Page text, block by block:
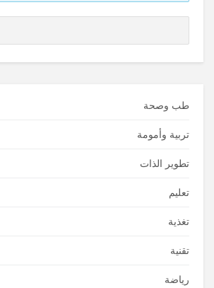
طب وصحة
تربية وأمومة
تطوير الذات
تعليم
تغذية
تقنية
رياضة